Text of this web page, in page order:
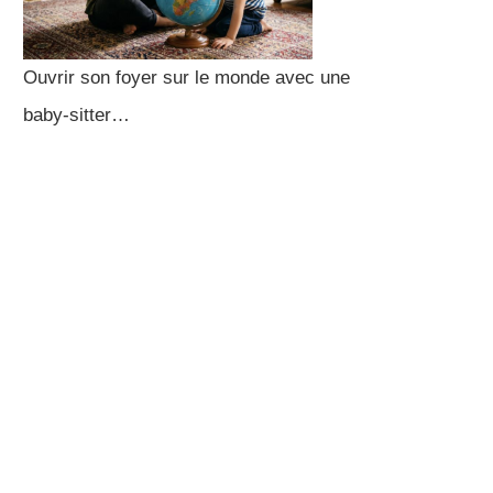
Ouvrir son foyer sur le monde avec une
baby-sitter…